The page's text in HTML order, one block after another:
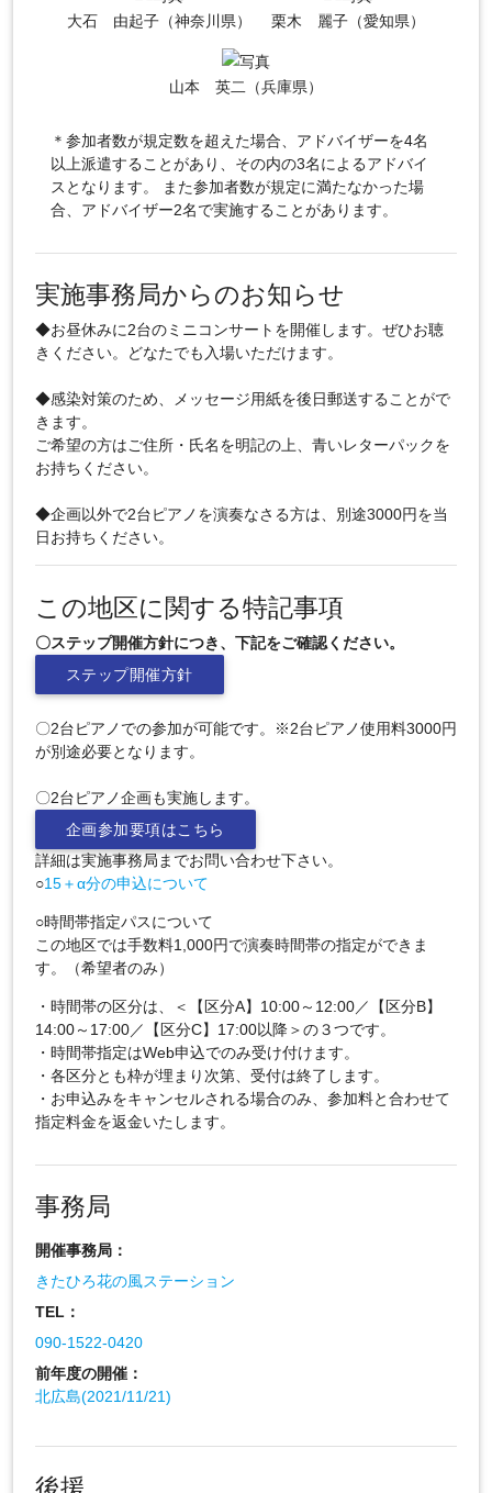
大石 由起子（神奈川県） 栗木 麗子（愛知県）
山本 英二（兵庫県）
＊参加者数が規定数を超えた場合、アドバイザーを4名
以上派遣することがあり、その内の3名によるアドバイ
スとなります。 また参加者数が規定に満たなかった場
合、アドバイザー2名で実施することがあります。
実施事務局からのお知らせ
◆お昼休みに2台のミニコンサートを開催します。ぜひお聴
きください。どなたでも入場いただけます。
◆感染対策のため、メッセージ用紙を後日郵送することがで
きます。
ご希望の方はご住所・氏名を明記の上、青いレターパックを
お持ちください。
◆企画以外で2台ピアノを演奏なさる方は、別途3000円を当
日お持ちください。
この地区に関する特記事項
〇ステップ開催方針につき、下記をご確認ください。
ステップ開催方針
〇2台ピアノでの参加が可能です。※2台ピアノ使用料3000円
が別途必要となります。
〇2台ピアノ企画も実施します。
企画参加要項はこちら
詳細は実施事務局までお問い合わせ下さい。
○15＋α分の申込について
○時間帯指定パスについて
この地区では手数料1,000円で演奏時間帯の指定ができま
す。（希望者のみ）
・時間帯の区分は、＜【区分A】10:00～12:00／【区分B】
14:00～17:00／【区分C】17:00以降＞の３つです。
・時間帯指定はWeb申込でのみ受け付けます。
・各区分とも枠が埋まり次第、受付は終了します。
・お申込みをキャンセルされる場合のみ、参加料と合わせて
指定料金を返金いたします。
事務局
開催事務局：
きたひろ花の風ステーション
TEL：
090-1522-0420
前年度の開催：
北広島(2021/11/21)